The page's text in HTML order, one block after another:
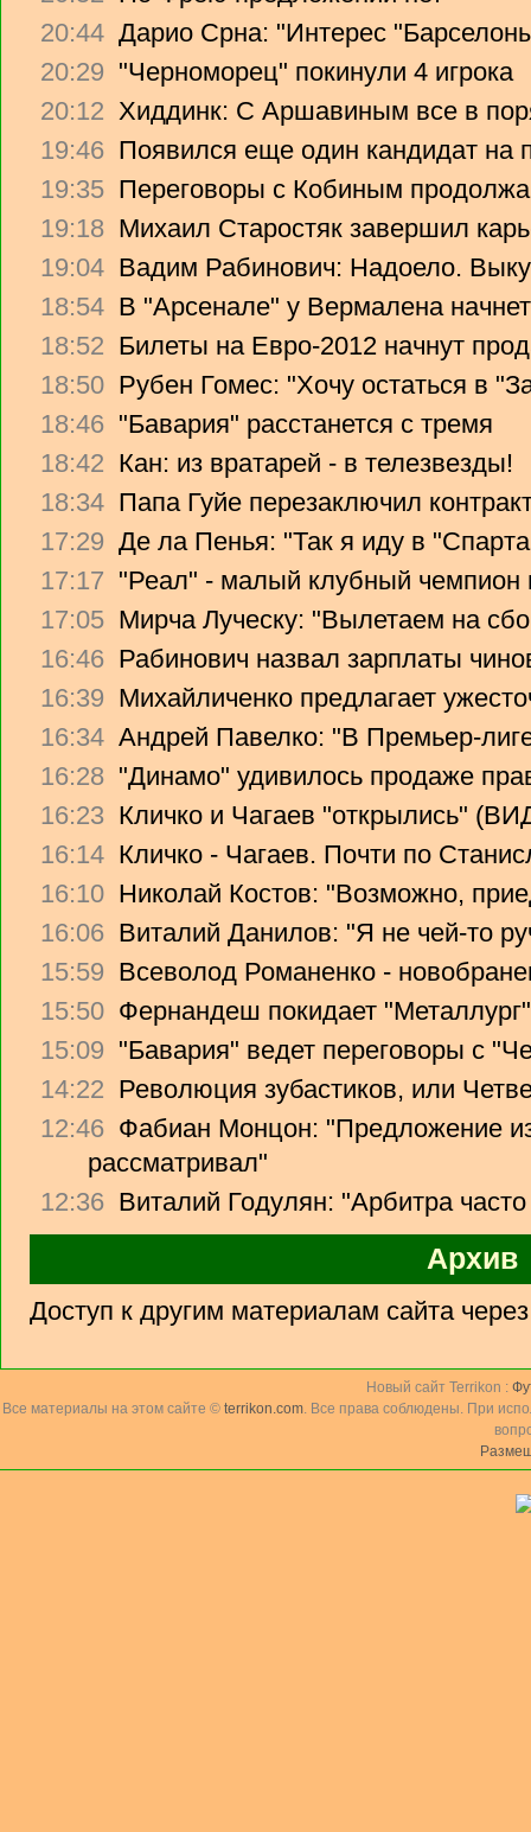
20:44 Дарио Срна: "Интерес
20:29 "Черноморец" покинули 4 игрока
20:12 Хиддинк: С Аршавиным все в
19:46 Появился еще один кандидат на
19:35 Переговоры с Кобиным
19:18 Михаил Старостяк завершил
19:04 Вадим Рабинович: Надоело.
18:54 В "Арсенале" у Вермалена
18:52 Билеты на Евро-2012 начнут
18:50 Рубен Гомес: "Хочу остаться в
18:46 "Бавария" расстанется с тремя
18:42 Кан: из вратарей - в телезвезды!
18:34 Папа Гуйе перезаключил
17:29 Де ла Пенья: "Так я иду в
17:17 "Реал" - малый клубный чемпион
17:05 Мирча Луческу: "Вылетаем на
16:46 Рабинович назвал зарплаты
16:39 Михайличенко предлагает
16:34 Андрей Павелко: "В Премьер-
16:28 "Динамо" удивилось продаже
16:23 Кличко и Чагаев "открылись"
16:14 Кличко - Чагаев. Почти по
16:10 Николай Костов: "Возможно,
16:06 Виталий Данилов: "Я не чей-то
15:59 Всеволод Романенко -
15:50 Фернандеш покидает "Металлург"
15:09 "Бавария" ведет переговоры с
14:22 Революция зубастиков, или
12:46 Фабиан Монцон: "Предложение
рассматривал"
12:36 Виталий Годулян: "Арбитра
Архив
Доступ к другим материалам сайта
Новый сайт Terrikon :
Все материалы на этом сайте © terrikon.com. Все права соблюдены. При